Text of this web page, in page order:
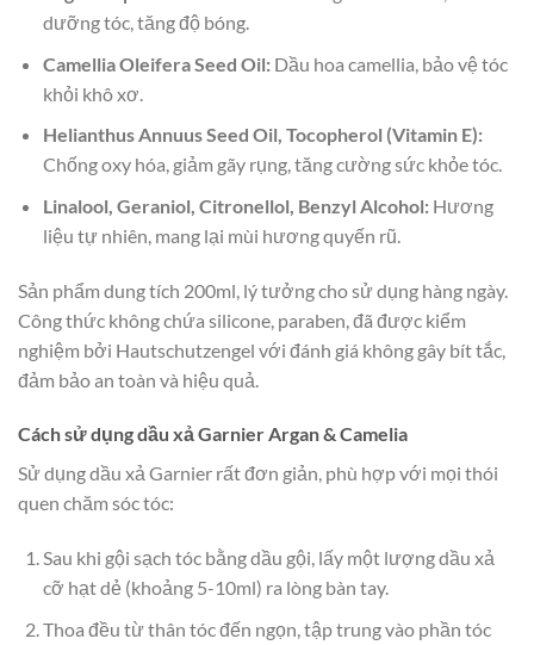
dưỡng tóc, tăng độ bóng.
Camellia Oleifera Seed Oil:Dầu hoa camellia, bảo vệ tóc
khỏi khô xơ.
Helianthus Annuus Seed Oil, Tocopherol (Vitamin E):
Chống oxy hóa, giảm gãy rụng, tăng cường sức khỏe tóc.
Linalool, Geraniol, Citronellol, Benzyl Alcohol:Hương
liệu tự nhiên, mang lại mùi hương quyến rũ.
Sản phẩm dung tích 200ml, lý tưởng cho sử dụng hàng ngày.
Công thức không chứa silicone, paraben, đã được kiểm
nghiệm bởi Hautschutzengel với đánh giá không gây bít tắc,
đảm bảo an toàn và hiệu quả.
Cách sử dụng dầu xả Garnier Argan & Camelia
Sử dụng dầu xả Garnier rất đơn giản, phù hợp với mọi thói
quen chăm sóc tóc:
Sau khi gội sạch tóc bằng dầu gội, lấy một lượng dầu xả
cỡ hạt dẻ (khoảng 5-10ml) ra lòng bàn tay.
Thoa đều từ thân tóc đến ngọn, tập trung vào phần tóc